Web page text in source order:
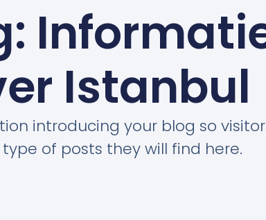
Istanbul
introducing your blog so
of posts they will find here.